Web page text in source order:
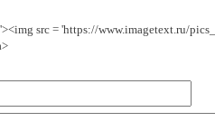
src = 'https://www.imagetext.ru/